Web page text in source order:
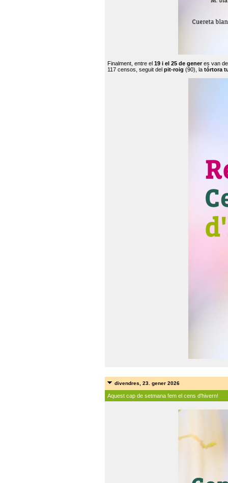
Finalment, entre el 19 i el 25 de generes van
117 censos, seguit del pit-roig (90), la tórtora
divendres, 23. gener 2026
Aquest cap de setmana fem el cens d'hivern!